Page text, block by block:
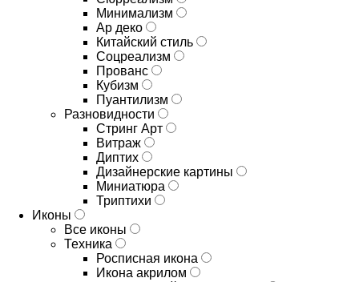
Минимализм
Ар деко
Китайский стиль
Соцреализм
Прованс
Кубизм
Пуантилизм
Разновидности
Стринг Арт
Витраж
Диптих
Дизайнерские картины
Миниатюра
Триптихи
Иконы
Все иконы
Техника
Росписная икона
Икона акрилом